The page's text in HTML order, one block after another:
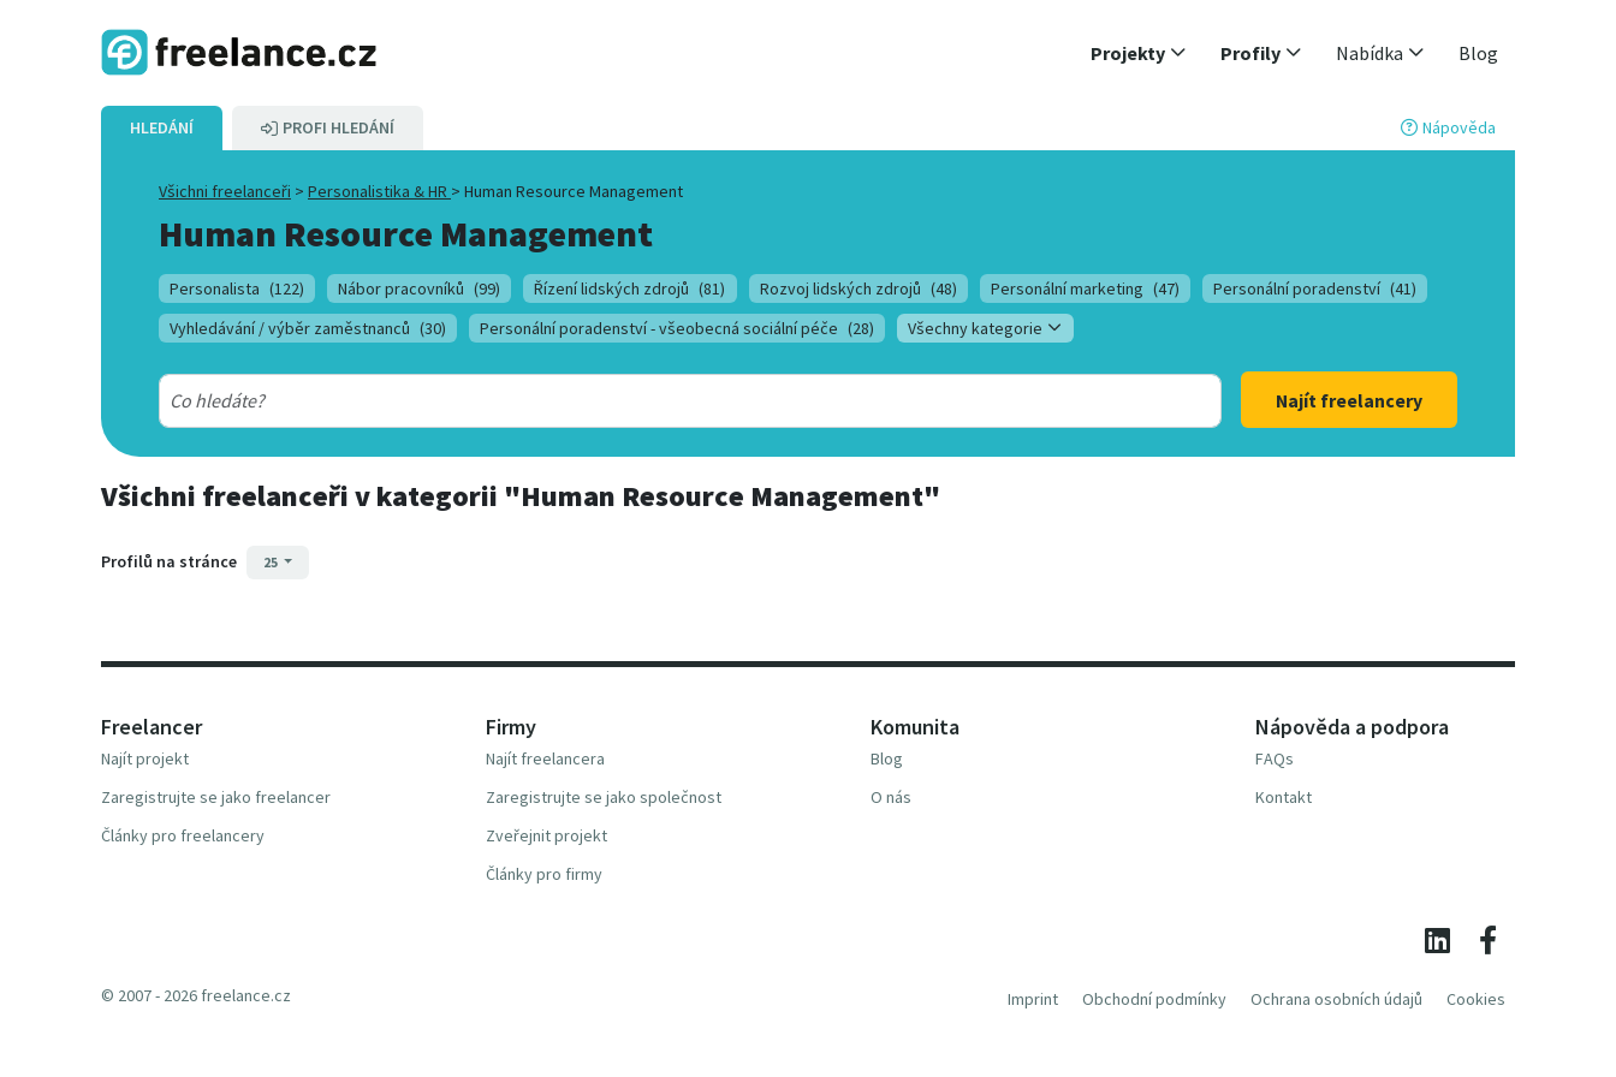
Projekty Profily Nabídka Blog
HLEDÁNÍ PROFI HLEDÁNÍ Nápověda
Všichni freelanceři > Personalistika & HR > Human Resource Management
Human Resource Management
Personalista (122) Nábor pracovníků (99) Řízení lidských zdrojů (81) Rozvoj lidských zdrojů (48) Personální marketing (47) Personální poradenství (41)
Vyhledávání / výběr zaměstnanců (30) Personální poradenství - všeobecná sociální péče (28) Všechny kategorie
Najít freelancery
Všichni freelanceřiv kategorii "Human Resource Management"
Profilů na stránce 25
Freelancer
Najít projekt
Zaregistrujte se jako freelancer
Články pro freelancery
Firmy
Najít freelancera
Zaregistrujte se jako společnost
Zveřejnit projekt
Články pro firmy
Komunita
Blog
O nás
Nápověda a podpora
FAQs
Kontakt
Imprint Obchodní podmínky Ochrana osobních údajů Cookies
© 2007 - 2026 freelance.cz